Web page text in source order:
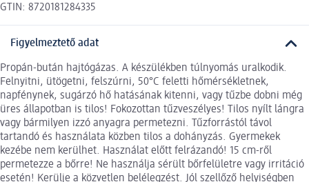
GTIN: 8720181284335
Figyelmeztető adat
Propán-bután hajtógázas. A készülékben túlnyomás uralkodik.
Felnyitni, ütögetni, felszúrni, 50°C feletti hőmérsékletnek,
napfénynek, sugárzó hő hatásának kitenni, vagy tűzbe dobni még
üres állapotban is tilos! Fokozottan tűzveszélyes! Tilos nyílt lángra
vagy bármilyen izzó anyagra permetezni. Tűzforrástól távol
tartandó és használata közben tilos a dohányzás. Gyermekek
kezébe nem kerülhet. Használat előtt felrázandó! 15 cm-ről
permetezze a bőrre! Ne használja sérült bőrfelületre vagy irritáció
esetén! Kerülje a közvetlen belélegzést. Jól szellőző helyiségben